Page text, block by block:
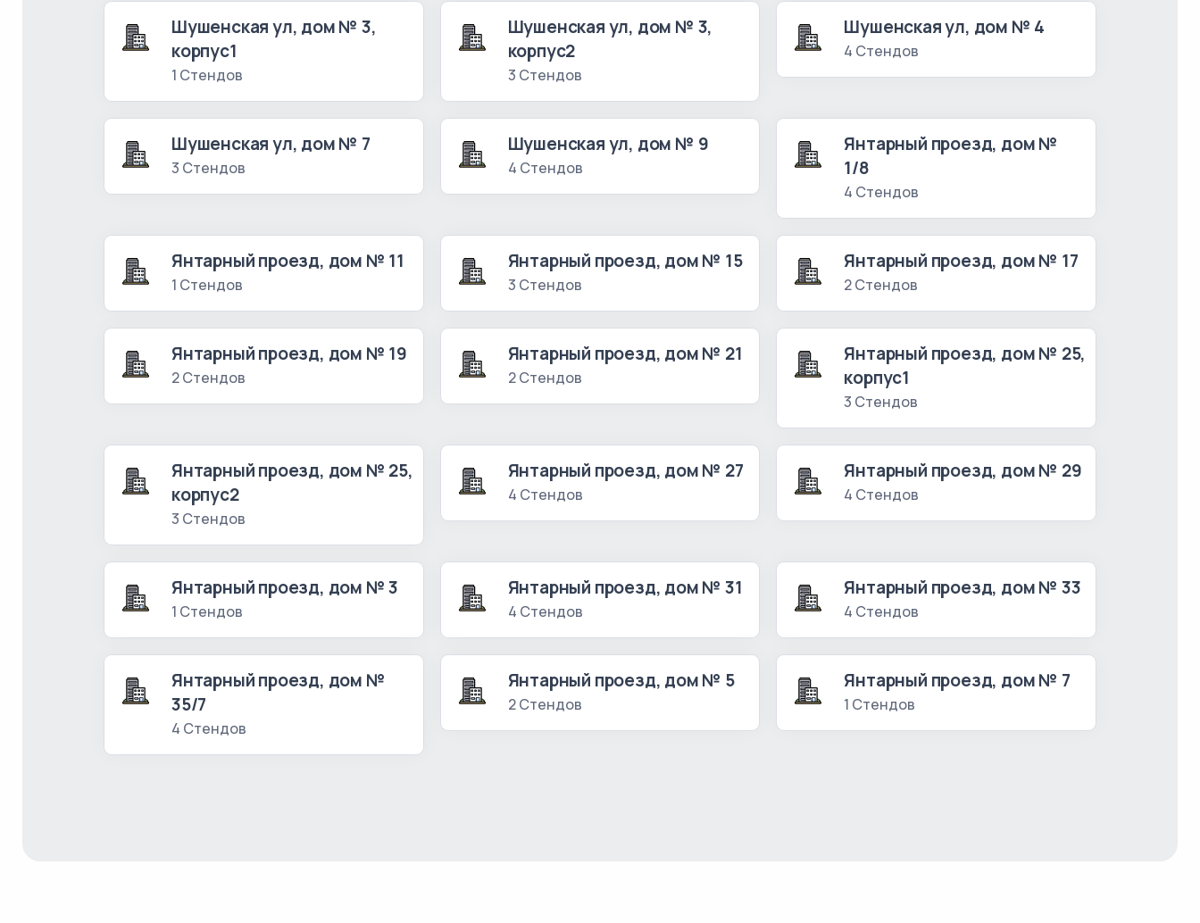
Шушенская ул, дом № 3,
корпус1
1 Стендов
Шушенская ул, дом № 3,
корпус2
3 Стендов
Шушенская ул, дом № 4
4 Стендов
Шушенская ул, дом № 7
3 Стендов
Шушенская ул, дом № 9
4 Стендов
Янтарный проезд, дом №
1/8
4 Стендов
Янтарный проезд, дом № 11
1 Стендов
Янтарный проезд, дом № 15
3 Стендов
Янтарный проезд, дом № 17
2 Стендов
Янтарный проезд, дом № 19
2 Стендов
Янтарный проезд, дом № 21
2 Стендов
Янтарный проезд, дом № 25,
корпус1
3 Стендов
Янтарный проезд, дом № 25,
корпус2
3 Стендов
Янтарный проезд, дом № 27
4 Стендов
Янтарный проезд, дом № 29
4 Стендов
Янтарный проезд, дом № 3
1 Стендов
Янтарный проезд, дом № 31
4 Стендов
Янтарный проезд, дом № 33
4 Стендов
Янтарный проезд, дом №
35/7
4 Стендов
Янтарный проезд, дом № 5
2 Стендов
Янтарный проезд, дом № 7
1 Стендов